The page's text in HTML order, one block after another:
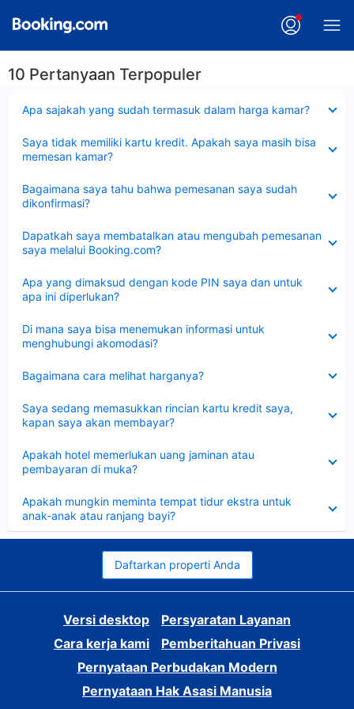
10 Pertanyaan Terpopuler
Apa sajakah yang sudah termasuk dalam harga kamar?
Saya tidak memiliki kartu kredit. Apakah saya masih bisa
memesan kamar?
Bagaimana saya tahu bahwa pemesanan saya sudah
dikonfirmasi?
Dapatkah saya membatalkan atau mengubah pemesanan
saya melalui Booking.com?
Apa yang dimaksud dengan kode PIN saya dan untuk
apa ini diperlukan?
Di mana saya bisa menemukan informasi untuk
menghubungi akomodasi?
Bagaimana cara melihat harganya?
Saya sedang memasukkan rincian kartu kredit saya,
kapan saya akan membayar?
Apakah hotel memerlukan uang jaminan atau
pembayaran di muka?
Apakah mungkin meminta tempat tidur ekstra untuk
anak-anak atau ranjang bayi?
Daftarkan properti Anda
Versi desktop
Persyaratan Layanan
Cara kerja kami
Pemberitahuan Privasi
Pernyataan Perbudakan Modern
Pernyataan Hak Asasi Manusia